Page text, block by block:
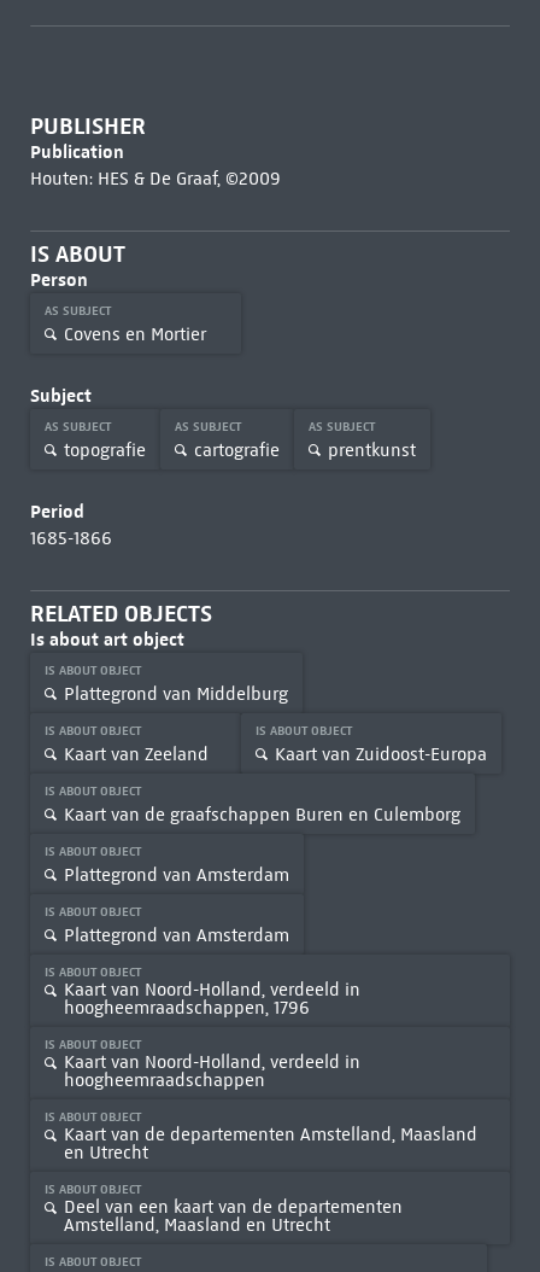
PUBLISHER
Publication
Houten: HES & De Graaf, ©2009
IS ABOUT
Person
AS SUBJECT
Covens en Mortier
Subject
AS SUBJECT
topografie
AS SUBJECT
cartografie
AS SUBJECT
prentkunst
Period
1685-1866
RELATED OBJECTS
Is about art object
IS ABOUT OBJECT
Plattegrond van Middelburg
IS ABOUT OBJECT
Kaart van Zeeland
IS ABOUT OBJECT
Kaart van Zuidoost-Europa
IS ABOUT OBJECT
Kaart van de graafschappen Buren en Culemborg
IS ABOUT OBJECT
Plattegrond van Amsterdam
IS ABOUT OBJECT
Plattegrond van Amsterdam
IS ABOUT OBJECT
Kaart van Noord-Holland, verdeeld in
hoogheemraadschappen, 1796
IS ABOUT OBJECT
Kaart van Noord-Holland, verdeeld in
hoogheemraadschappen
IS ABOUT OBJECT
Kaart van de departementen Amstelland, Maasland
en Utrecht
IS ABOUT OBJECT
Deel van een kaart van de departementen
Amstelland, Maasland en Utrecht
IS ABOUT OBJECT